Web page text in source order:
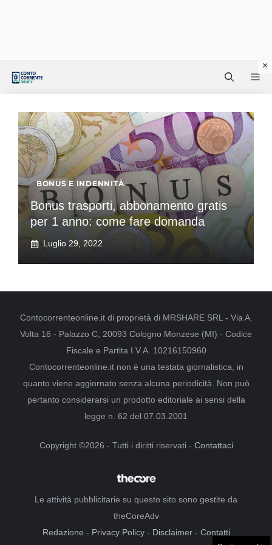
BONUS E INDENNITÀ
Bonus trasporti, abbonamento gratis
per 1 anno: come fare domanda
Luglio 29, 2022
Contocorrenteonline.it di proprietà di MRSHARE SRL - Via A.
Volta 16 - Palazzo C, 20093 Cologno Monzese (MI) - Codice
Fiscale e Partita I.V.A. 10216150960
Contocorrenteonline.it non è una testata giornalistica, in
quanto viene aggiornato senza alcuna periodicità. Non può
pertanto considerarsi un prodotto editoriale ai sensi della
legge n. 62 del 07.03.2001
Copyright ©2026 - Tutti i diritti riservati - Contattaci
Le attività pubblicitarie su questo sito sono gestite da
theCoreAdv
Redazione - Privacy Policy- Disclaimer- Contatti